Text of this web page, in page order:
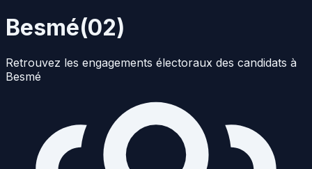
Besmé(02)
Retrouvez les engagements électoraux des candidats à
Besmé